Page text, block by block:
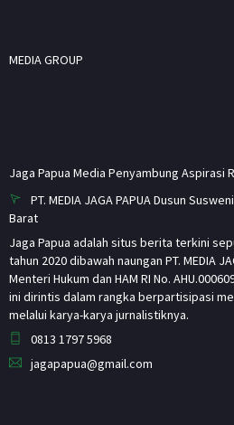
MEDIA GROUP
Jaga Papua Media Penyambung Aspirasi
PT. MEDIA JAGA PAPUA Dusun
Barat
Jaga Papua adalah situs berita terkini
tahun 2020 dibawah naungan PT. MEDIA
Menteri Hukum dan HAM RI No.
ini dirintis dalam rangka berpartisipasi
melalui karya-karya jurnalistiknya.
0813 1797 5968
jagapapua@gmail.com